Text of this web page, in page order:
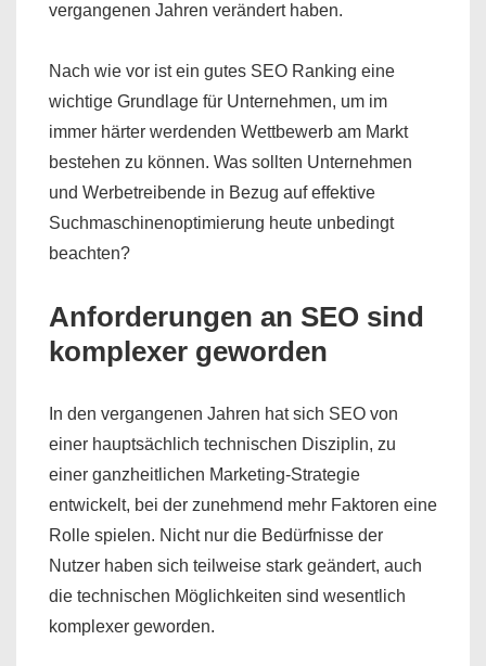
vergangenen Jahren verändert haben.
Nach wie vor ist ein gutes SEO Ranking eine
wichtige Grundlage für Unternehmen, um im
immer härter werdenden Wettbewerb am Markt
bestehen zu können. Was sollten Unternehmen
und Werbetreibende in Bezug auf effektive
Suchmaschinenoptimierung heute unbedingt
beachten?
Anforderungen an SEO sind
komplexer geworden
In den vergangenen Jahren hat sich SEO von
einer hauptsächlich technischen Disziplin, zu
einer ganzheitlichen Marketing-Strategie
entwickelt, bei der zunehmend mehr Faktoren eine
Rolle spielen. Nicht nur die Bedürfnisse der
Nutzer haben sich teilweise stark geändert, auch
die technischen Möglichkeiten sind wesentlich
komplexer geworden.